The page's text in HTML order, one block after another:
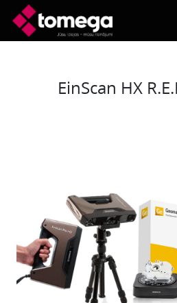
Skip to main content
EinScan HX